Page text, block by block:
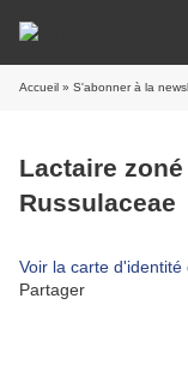
Accueil » S'abonner à la
Lactaire
Russulaceae
Voir la carte
Partager